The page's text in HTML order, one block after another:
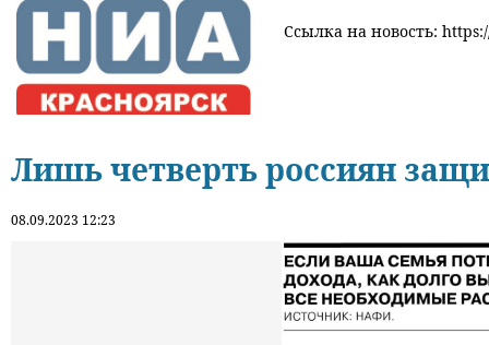
Ссылка на новость:
Лишь четверть россиян
08.09.2023 12:23